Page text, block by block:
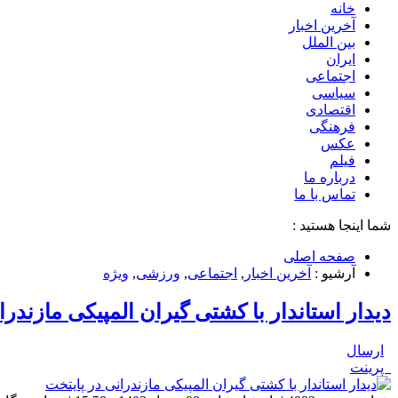
خانه
آخرین اخبار
بین الملل
ایران
اجتماعی
سیاسی
اقتصادی
فرهنگی
عکس
فیلم
درباره ما
تماس با ما
شما اینجا هستید :
صفحه اصلی
آرشیو : آخرین اخبار , اجتماعی, ورزشی, ویژه
دیدار استاندار با کشتی گیران المپیکی
ارسال
پرینت